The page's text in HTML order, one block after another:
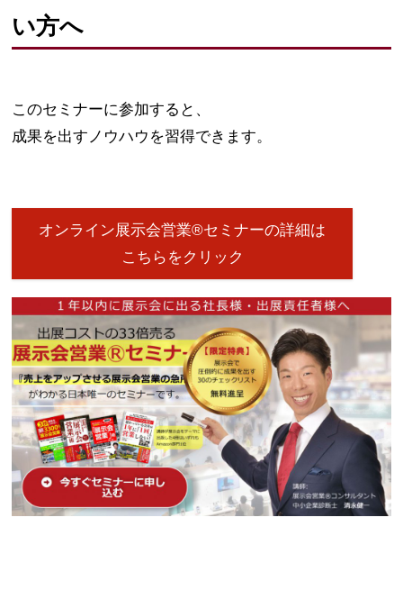
い方へ
このセミナーに参加すると、
成果を出すノウハウを習得できます。
オンライン展示会営業®セミナーの詳細は
こちらをクリック